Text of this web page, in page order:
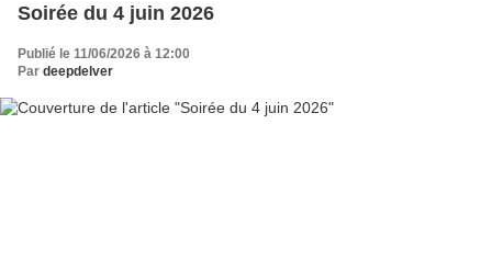
Soirée du 4 juin 2026
Publié le 11/06/2026 à 12:00
Par deepdelver